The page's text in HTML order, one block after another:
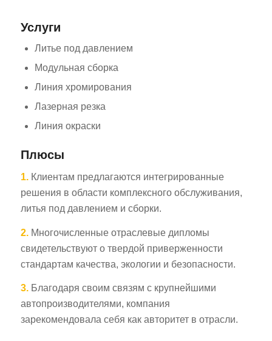
Услуги
Литье под давлением
Модульная сборка
Линия хромирования
Лазерная резка
Линия окраски
Плюсы
1. Клиентам предлагаются интегрированные
решения в области комплексного обслуживания,
литья под давлением и сборки.
2. Многочисленные отраслевые дипломы
свидетельствуют о твердой приверженности
стандартам качества, экологии и безопасности.
3. Благодаря своим связям с крупнейшими
автопроизводителями, компания
зарекомендовала себя как авторитет в отрасли.